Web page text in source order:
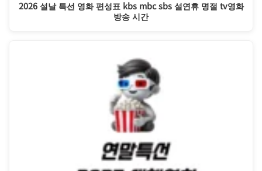
2026 설날 특선 영화 편성표 kbs mbc sbs 설연휴 명절 tv영화
방송 시간